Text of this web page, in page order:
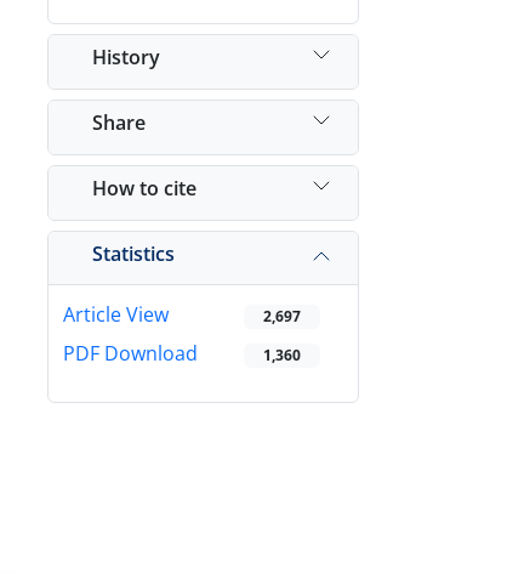
History
Share
How to cite
Statistics
Article View 2,697
PDF Download 1,360